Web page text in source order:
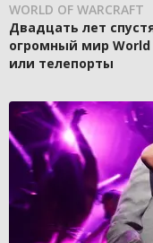
WORLD OF WARCRAFT
Двадцать лет
огромный мир
или телепорты